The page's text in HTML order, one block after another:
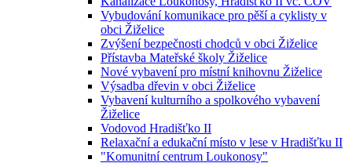
Vybudování komunikace pro pěší a cyklisty v
obci Žiželice
Zvýšení bezpečnosti chodců v obci Žiželice
Přístavba Mateřské školy Žiželice
Nové vybavení pro místní knihovnu Žiželice
Výsadba dřevin v obci Žiželice
Vybavení kulturního a spolkového vybavení
Žiželice
Vodovod Hradišťko II
Relaxační a edukační místo v lese v Hradišťku II
"Komunitní centrum Loukonosy"